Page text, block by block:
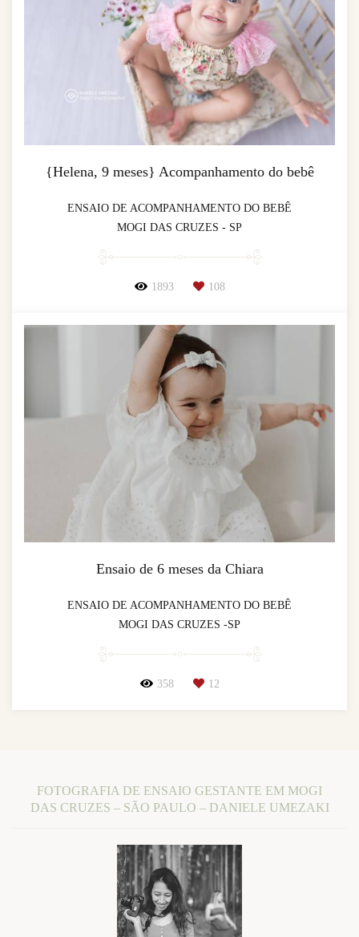
{Helena, 9 meses} Acompanhamento do bebê
ENSAIO DE ACOMPANHAMENTO DO BEBÊ
MOGI DAS CRUZES - SP
1893 108
Ensaio de 6 meses da Chiara
ENSAIO DE ACOMPANHAMENTO DO BEBÊ
MOGI DAS CRUZES -SP
358 12
FOTOGRAFIA DE ENSAIO GESTANTE EM MOGI
DAS CRUZES – SÃO PAULO – DANIELE UMEZAKI